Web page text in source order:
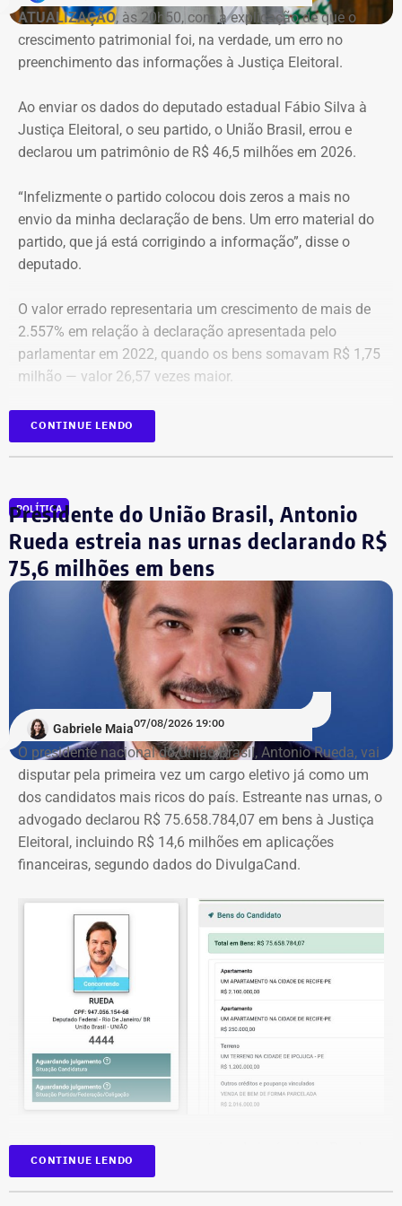
Imóvel de Eduardo Bolsonaro será leiloado por um valor 36% menor ao que
O apartamento que vai à leilão fica na Avenida Pasteu e
tem cerca de 101 metros quadrados. O imóvel se
Baía de Guanabara.
A Caixa Econômica tentou intimar pessoalmente o ex-
deputado federal. Mas como não conseguiu localizá-lo,
dias 5, 6 e 7 de novembro de 2025, concedendo o prazo
legal para regularização da dívida. Posteriormente, a
propriedade foi consolidada em nome da Caixa em 30 de
março de 2026 por causa da falta de pagamento.
*Com informação do blog de Ruben Berta, do portal
Ururau, e também do portal g1
ATUALIZAÇÃO, às 20h50, com a explicação de que o
crescimento patrimonial foi, na verdade, um erro no
preenchimento das informações à Justiça Eleitoral.
Ao enviar os dados do deputado estadual Fábio Silva à
Justiça Eleitoral, o seu partido, o União Brasil, errou e
declarou um patrimônio de R$ 46,5 milhões em 2026.
“Infelizmente o partido colocou dois zeros a mais no
envio da minha declaração de bens. Um erro material do
partido, que já está corrigindo a informação”, disse o
deputado.
O valor errado representaria um crescimento de mais de
2.557% em relação à declaração apresentada pelo
parlamentar em 2022, quando os bens somavam R$ 1,75
milhão — valor 26,57 vezes maior.
As informações foram obtidas no
Tribunal Superior de Justiça (TSE)
Fábio Silva foi eleito deputado estadual em 2018 e
reeleito em 2022. Ele busca mais uma reeleição para a
Assembleia Legislativa do Rio (Alerj).
Deputado Fábio Silva em declaração de bens em 2026 — Foto:
CONTINUE LENDO
POLÍTICA
Presidente do União Brasil, Antonio
Rueda estreia nas urnas declarando R$
75,6 milhões em bens
Gabriele Maia07/08/2026 19:00
O presidente nacional do União Brasil, Antonio Rueda, vai
disputar pela primeira vez um cargo eletivo já como um
dos candidatos mais ricos do país. Estreante nas urnas, o
advogado declarou R$ 75.658.784,07 em bens à Justiça
Eleitoral, incluindo R$ 14,6 milhões em aplicações
financeiras, segundo dados do DivulgaCand.
Além dos investimentos, a carteira de imóveis de Rueda
declaração aparecem casas, apartamentos, terrenos e
CONTINUE LENDO